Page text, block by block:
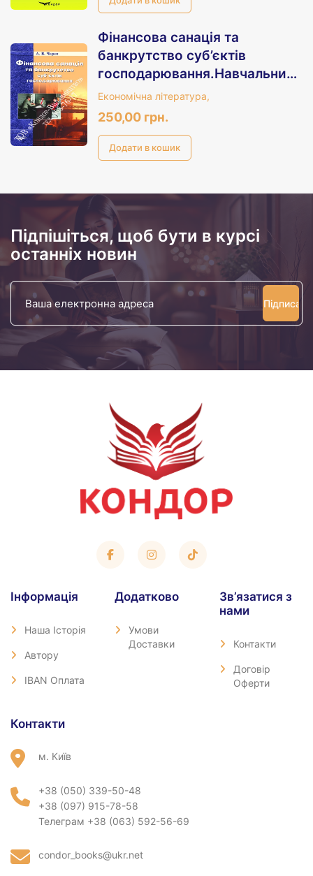
Фінансова санація та
банкрутство суб’єктів
господарювання.Навчальний
посібник.
Економічна література,
250,00 грн.
Підпішіться, щоб бути в курсі
останніх новин
Ваша
електронна
Iнформація
Наша Історія
Автору
IBAN Оплата
Додатково
Умови
Доставки
Зв’язатися з
нами
Контакти
Договір
Оферти
Контакти
м. Київ
+38 (050) 339-50-48
+38 (097) 915-78-58
Телеграм +38 (063) 592-56-69
condor_books@ukr.net